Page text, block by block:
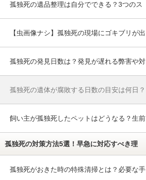
孤独死の遺品整理は自分でできる？3つのス
【虫画像ナシ】孤独死の現場にゴキブリが出
孤独死の発見日数は？発見が遅れる弊害や対
孤独死の遺体が腐敗する日数の目安は何日？
飼い主が孤独死したペットはどうなる？生前
孤独死の対策方法5選！早急に対応すべき理
孤独死がおきた時の特殊清掃とは？必要な手